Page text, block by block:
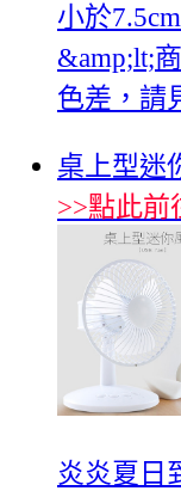
小於
&amp;lt;
色差，請
桌上型迷
>>點此前
炎炎夏日